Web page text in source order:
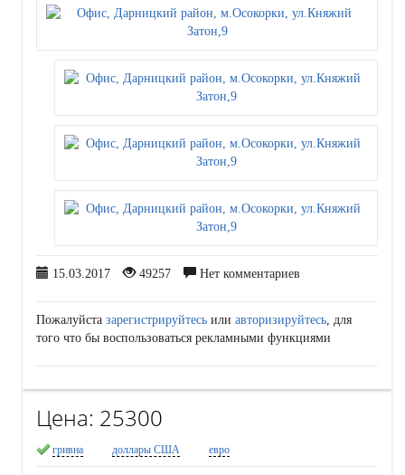
15.03.2017 49257 Нет комментариев
Пожалуйста зарегистрируйтесь или авторизируйтесь, для
того что бы воспользоваться рекламными функциями
Цена: 25300
гривна доллары США евро